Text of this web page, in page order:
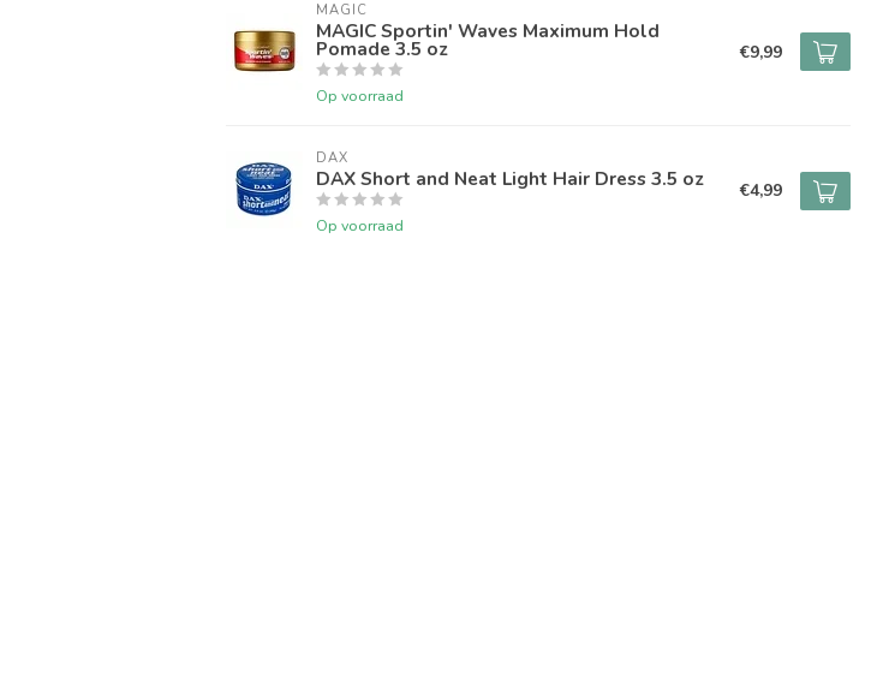
MAGIC
MAGIC Sportin' Waves Maximum Hold
Pomade 3.5 oz
Op voorraad
€9,99
DAX
DAX Short and Neat Light Hair Dress 3.5 oz
Op voorraad
€4,99